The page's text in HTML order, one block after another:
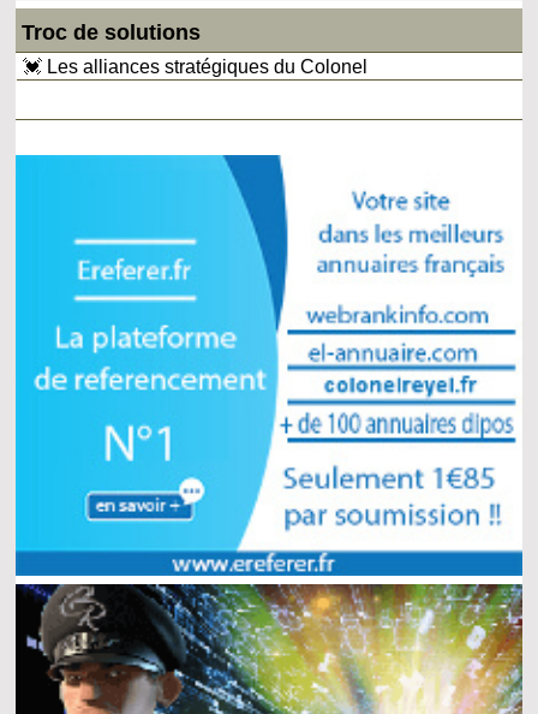
Troc de solutions
💓 Les alliances stratégiques du Colonel